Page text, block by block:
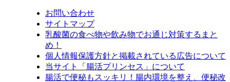
お問い合わせ
サイトマップ
乳酸菌の食べ物や飲み物でお通じ対策するまと
め！
個人情報保護方針と掲載されている広告について
当サイト「腸活プリンセス」について
腸活で便秘もスッキリ！腸内環境を整え、便秘改